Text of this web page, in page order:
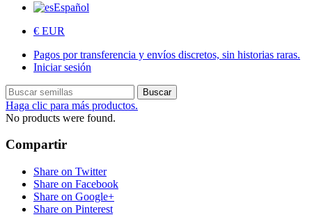
Español
€ EUR
Pagos por transferencia y envíos discretos, sin historias raras.
Iniciar sesión
Buscar
Haga clic para más productos.
No products were found.
Compartir
Share on Twitter
Share on Facebook
Share on Google+
Share on Pinterest